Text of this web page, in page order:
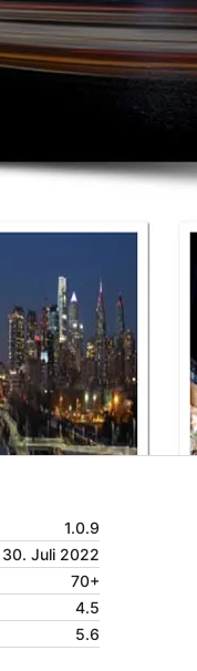
1.0.9
30. Juli 2022
70+
4.5
5.6